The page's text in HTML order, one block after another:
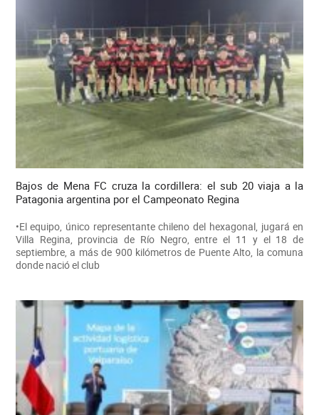
Bajos de Mena FC cruza la cordillera: el sub 20 viaja a la
Patagonia argentina por el Campeonato Regina
•El equipo, único representante chileno del hexagonal, jugará en
Villa Regina, provincia de Río Negro, entre el 11 y el 18 de
septiembre, a más de 900 kilómetros de Puente Alto, la comuna
donde nació el club